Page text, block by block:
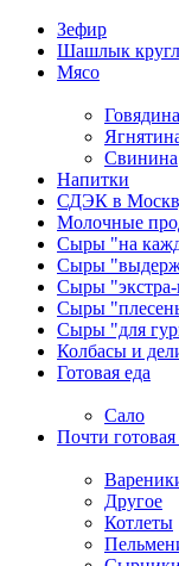
Зефир
Шашлык
Мясо
Говядина
Свинина
Напитки
СДЭК в
Молочные
Сыры "на
Сыры
Сыры
Сыры
Сыры "для
Колбасы и
Готовая еда
Сало
Почти готовая
Другое
Котлеты